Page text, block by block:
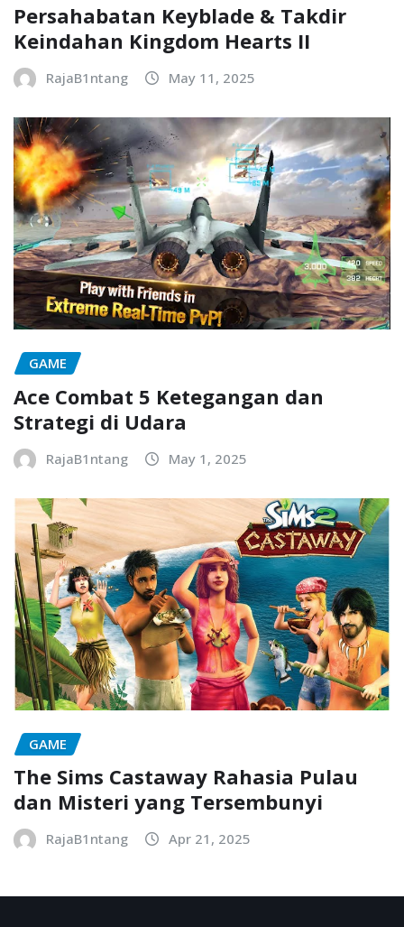
Persahabatan Keyblade & Takdir
Keindahan Kingdom Hearts II
RajaB1ntang May 11, 2025
GAME
Ace Combat 5 Ketegangan dan
Strategi di Udara
RajaB1ntang May 1, 2025
GAME
The Sims Castaway Rahasia Pulau
dan Misteri yang Tersembunyi
RajaB1ntang Apr 21, 2025